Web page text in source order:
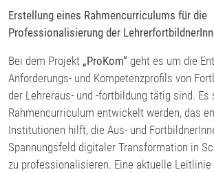
Erstellung eines Rahmencurriculums für die
Professionalisierung der
Bei dem Projekt „ProKom“ geht es um die
Anforderungs- und Kompetenzprofils von
der Lehreraus- und -fortbildung tätig sind. Es
Rahmencurriculum entwickelt werden, das
Institutionen hilft, die Aus- und
Spannungsfeld digitaler Transformation in
zu professionalisieren. Eine aktuelle Leitlinie